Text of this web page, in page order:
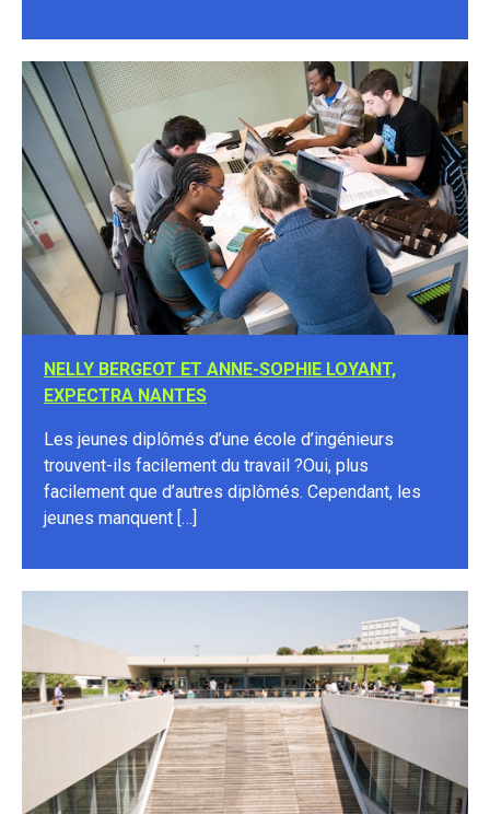
NELLY BERGEOT ET ANNE-SOPHIE LOYANT,
EXPECTRA NANTES
Les jeunes diplômés d’une école d’ingénieurs
trouvent-ils facilement du travail ?Oui, plus
facilement que d’autres diplômés. Cependant, les
jeunes manquent […]